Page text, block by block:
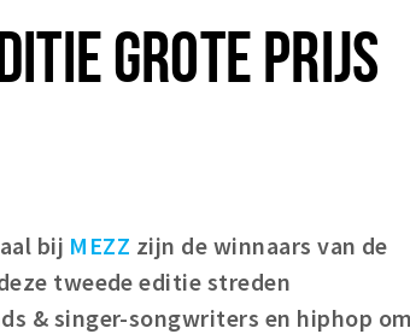
GROTE PRIJS
bij MEZZ zijn de winnaars van de
tweede editie streden
& singer-songwriters en hiphop